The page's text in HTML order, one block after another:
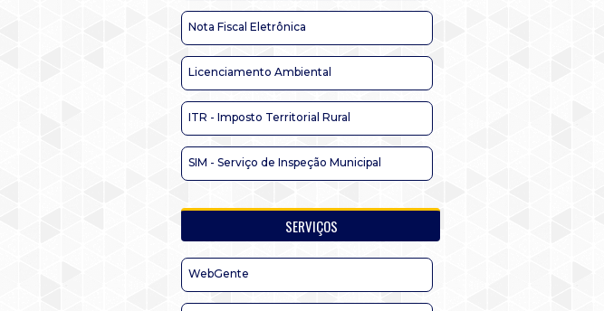
Nota Fiscal Eletrônica
Licenciamento Ambiental
ITR - Imposto Territorial Rural
SIM - Serviço de Inspeção Municipal
SERVIÇOS
WebGente